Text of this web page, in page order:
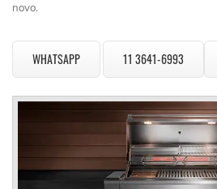
novo.
WHATSAPP 11 3641-6993